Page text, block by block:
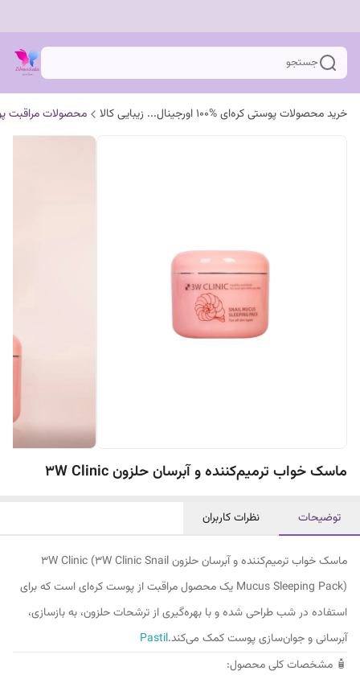
جستجو
خرید محصولات پوستی کره‌ای %100 اورجینال... زیبایی کالا محصولات مراقبت
ماسک خواب ترمیم‌کننده و آبرسان حلزون 3W Clinic
توضیحات نظرات کاربران
ماسک خواب ترمیم‌کننده و آبرسان حلزون 3W Clinic (3W Clinic Snail
Mucus Sleeping Pack) یک محصول مراقبت از پوست کره‌ای است که برای
استفاده در شب طراحی شده و با بهره‌گیری از ترشحات حلزون، به بازسازی،
آبرسانی و جوان‌سازی پوست کمک می‌کند.Pastil
🧴 مشخصات کلی محصول: